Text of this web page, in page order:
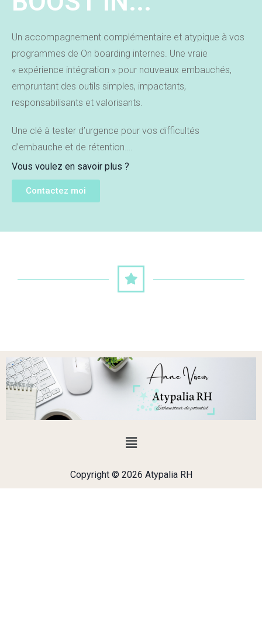
Un accompagnement complémentaire et atypique à vos
programmes de On boarding internes. Une vraie
« expérience intégration » pour nouveaux embauchés,
empruntant des outils simples, impactants,
responsabilisants et valorisants.
Une clé à tester d’urgence pour vos difficultés
d’embauche et de rétention….
Vous voulez en savoir plus ?
Contactez moi
Copyright © 2026 Atypalia RH